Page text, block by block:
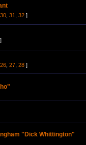
30 31 32 ]
]
26 27 28 ]
"Dick Whittington"